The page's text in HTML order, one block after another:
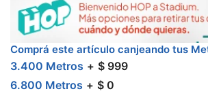
Comprá este artículo canjeando tus
3.400 Metros $ 999
6.800 Metros $ 0